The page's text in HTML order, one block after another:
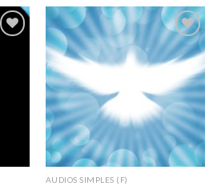
Ajouter
à la liste
souhaits
AUDIOS SIMPLES (F)